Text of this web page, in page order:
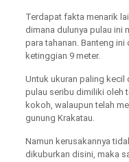
Terdapat fakta menarik
dimana dulunya pulau ini
para tahanan. Banteng
ketinggian 9 meter.
Untuk ukuran paling kecil
pulau seribu dimiliki oleh
kokoh, walaupun telah
gunung Krakatau.
Namun kerusakannya
dikuburkan disini, maka